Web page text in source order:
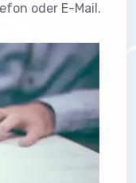
oder E-Mail.